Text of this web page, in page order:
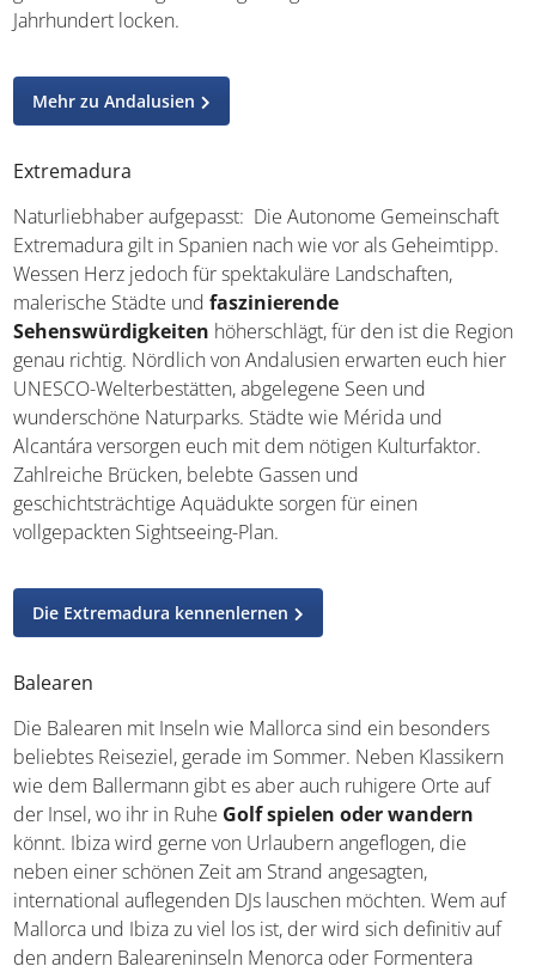
Naturliebhaber aufgepasst: Die Autonome Gemeinschaft
Extremadura gilt in Spanien nach wie vor als Geheimtipp.
Wessen Herz jedoch für spektakuläre Landschaften,
malerische Städte undfaszinierende
Sehenswürdigkeitenhöherschlägt, für den ist die
Region genau richtig. Nördlich von Andalusien erwarten
euch hier UNESCO-Welterbestätten, abgelegene Seen
und wunderschöne Naturparks. Städte wie Mérida und
Alcantára versorgen euch mit dem nötigen Kulturfaktor.
Zahlreiche Brücken, belebte Gassen und
geschichtsträchtige Aquädukte sorgen für einen
vollgepackten Sightseeing-Plan.
Die Balearen mit Inseln wie Mallorca sind ein besonders
beliebtes Reiseziel, gerade im Sommer. Neben Klassikern
wie dem Ballermann gibt es aber auch ruhigere Orte auf
der Insel, wo ihr in RuheGolf spielen oder wandern
könnt. Ibiza wird gerne von Urlaubern angeflogen, die
neben einer schönen Zeit am Strand angesagten,
international auflegenden DJs lauschen möchten. Wem
auf Mallorca und Ibiza zu viel los ist, der wird sich definitiv
auf den andern Baleareninseln Menorca oder Formentera
wohlfühlen.